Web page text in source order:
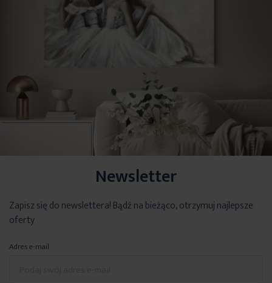
Newsletter
Zapisz się do newslettera! Bądź na bieżąco, otrzymuj najlepsze
oferty
Adres e-mail